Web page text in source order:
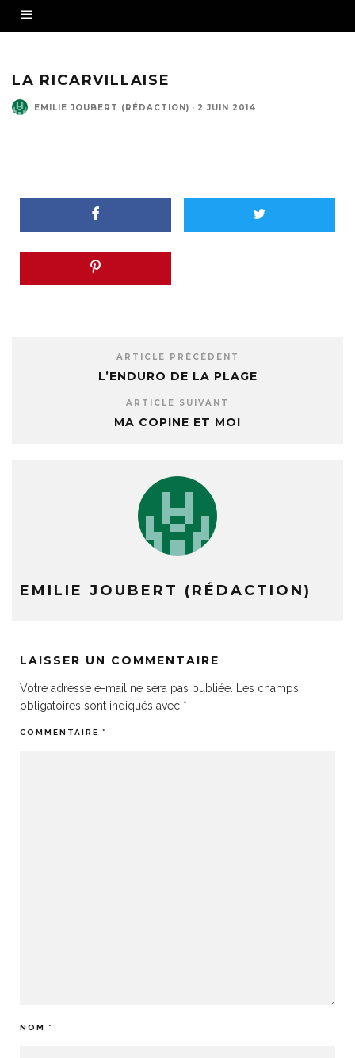
LA RICARVILLAISE
EMILIE JOUBERT (RÉDACTION) · 2 JUIN 2014
ARTICLE PRÉCÉDENT
L’ENDURO DE LA PLAGE
ARTICLE SUIVANT
MA COPINE ET MOI
EMILIE JOUBERT (RÉDACTION)
LAISSER UN COMMENTAIRE
Votre adresse e-mail ne sera pas publiée.
Les champs
obligatoires sont indiqués avec *
COMMENTAIRE *
NOM *